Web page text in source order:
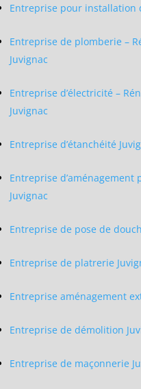
Entreprise pour installation
Entreprise de plomberie –
Juvignac
Entreprise d’électricité –
Juvignac
Entreprise d’étanchéité
Entreprise
Juvignac
Entreprise de pose de
Entreprise de platrerie
Entreprise aménagement
Entreprise de démolition
Entreprise de maçonnerie